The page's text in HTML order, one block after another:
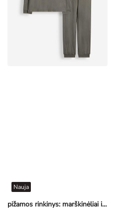
pižamos rinkinys: marškinėliai ir kelnės - Su paveikslėliais - tamsiai pilka
Nauja